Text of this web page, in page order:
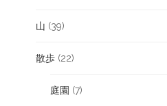
山 (39)
散歩 (22)
庭園 (7)